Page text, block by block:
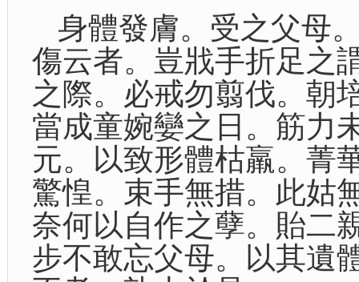
身體發膚。受之父母
傷云者。豈戕手折足之
之際。必戒勿翦伐。朝
當成童婉孌之日。筋力
元。以致形體枯羸。菁
驚惶。束手無措。此姑
奈何以自作之孽。貽二
步不敢忘父母。以其遺